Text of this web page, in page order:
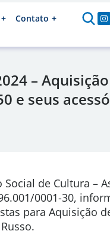
Contato
–
e seus
de Cultura –
0001-30,
para Aquisição